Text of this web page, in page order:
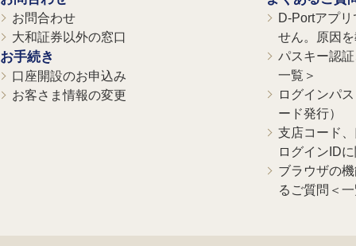
お問合わせ
大和証券以外の窓口
お手続き
口座開設のお申込み
お客さま情報の変更
D-Portアプ
せん。原因
パスキー認
一覧＞
ログインパ
ード発行）
支店コード
ログインID
ブラウザの
るご質問＜